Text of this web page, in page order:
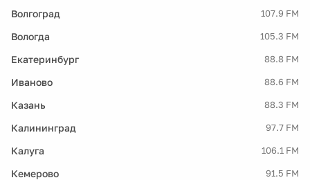
Волгоград 107.9 FM
Вологда 105.3 FM
Екатеринбург 88.8 FM
Иваново 88.6 FM
Казань 88.3 FM
Калининград 97.7 FM
Калуга 106.1 FM
Кемерово 91.5 FM